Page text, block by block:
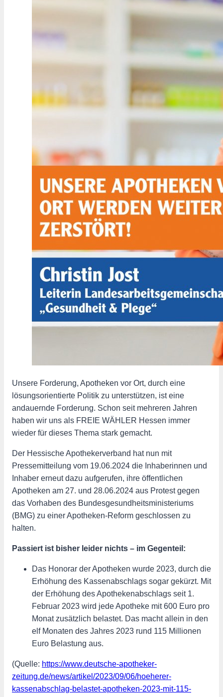
Unsere Forderung, Apotheken vor Ort, durch eine
lösungsorientierte Politik zu unterstützen, ist eine
andauernde Forderung. Schon seit mehreren Jahren
haben wir uns als FREIE WÄHLER Hessen immer
wieder für dieses Thema stark gemacht.
Der Hessische Apothekerverband hat nun mit
Pressemitteilung vom 19.06.2024 die Inhaberinnen und
Inhaber erneut dazu aufgerufen, ihre öffentlichen
Apotheken am 27. und 28.06.2024 aus Protest gegen
das Vorhaben des Bundesgesundheitsministeriums
(BMG) zu einer Apotheken-Reform geschlossen zu
halten.
Passiert ist bisher leider nichts – im Gegenteil:
Das Honorar der Apotheken wurde 2023, durch die
Erhöhung des Kassenabschlags sogar gekürzt. Mit
der Erhöhung des Apothekenabschlags seit 1.
Februar 2023 wird jede Apotheke mit 600 Euro pro
Monat zusätzlich belastet. Das macht allein in den
elf Monaten des Jahres 2023 rund 115 Millionen
Euro Belastung aus.
(Quelle: https://www.deutsche-apotheker-
zeitung.de/news/artikel/2023/09/06/hoeherer-
kassenabschlag-belastet-apotheken-2023-mit-115-